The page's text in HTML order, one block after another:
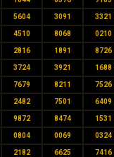
5604 3091 3321
4510 8068 0210
2816 1891 8726
3724 3921 1688
7679 8211 7526
2482 7501 6409
9872 8474 1531
0804 0069 0324
2182 6625 7416